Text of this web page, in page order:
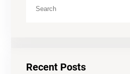
Recent Posts